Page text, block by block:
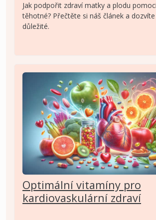
Jak podpořit zdraví matky a plodu
těhotné? Přečtěte si náš článek a
důležité.
Optimální vitamíny pro
kardiovaskulární zdraví